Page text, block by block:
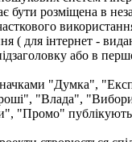
бути розміщена в
( для інтернет -
або в
"Думка",
"Влада",
"Промо"